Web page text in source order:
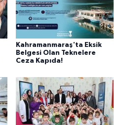
Kahramanmaraş'ta Eksik
Belgesi Olan Teknelere
Ceza Kapıda!